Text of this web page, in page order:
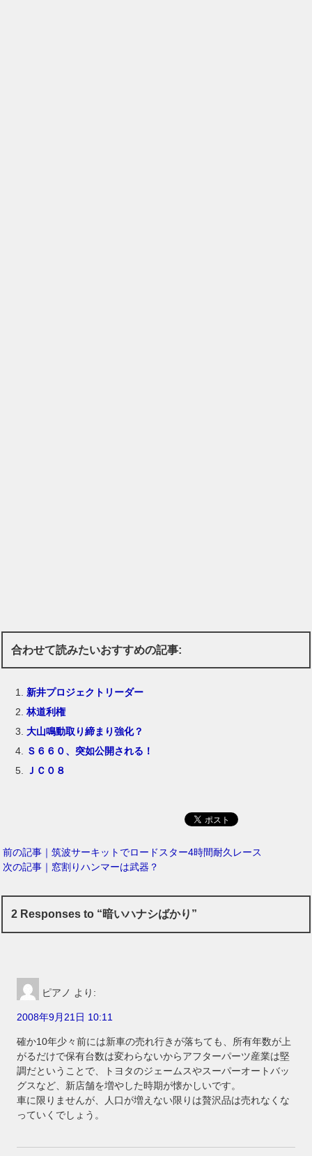
合わせて読みたいおすすめの記事:
新井プロジェクトリーダー
林道利権
大山鳴動取り締まり強化？
Ｓ６６０、突如公開される！
ＪＣ０８
前の記事｜筑波サーキットでロードスター4時間耐久レース
次の記事｜窓割りハンマーは武器？
2 Responses to “暗いハナシばかり”
ピアノ より:
2008年9月21日 10:11
確か10年少々前には新車の売れ行きが落ちても、所有年数が上
がるだけで保有台数は変わらないからアフターパーツ産業は堅
調だということで、トヨタのジェームスやスーパーオートバッ
グスなど、新店舗を増やした時期が懐かしいです。
車に限りませんが、人口が増えない限りは贅沢品は売れなくな
っていくでしょう。